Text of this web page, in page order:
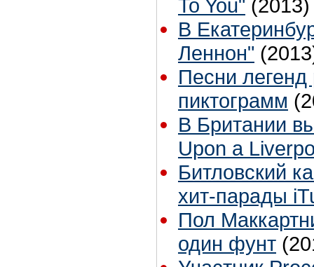
To You" (2013)
В
Леннон"
Песни легенд
пиктограмм
В Британии
Upon a
Битловский
хит-парады
Пол
один фунт